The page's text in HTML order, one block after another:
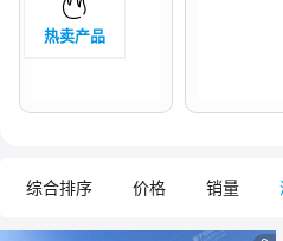
综合排序 价格 销量
热卖产品